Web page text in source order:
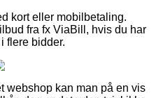
kort eller mobilbetaling.
fra fx ViaBill, hvis du har
flere bidder.
webshop kan man på en vis